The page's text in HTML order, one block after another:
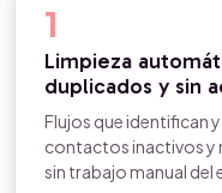
1
Limpieza
duplicados y sin
Flujos que identifican
contactos inactivos y
sin trabajo manual del